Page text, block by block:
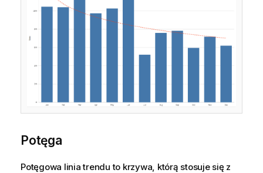
Potęga
Potęgowa linia trendu to krzywa, którą stosuje się z